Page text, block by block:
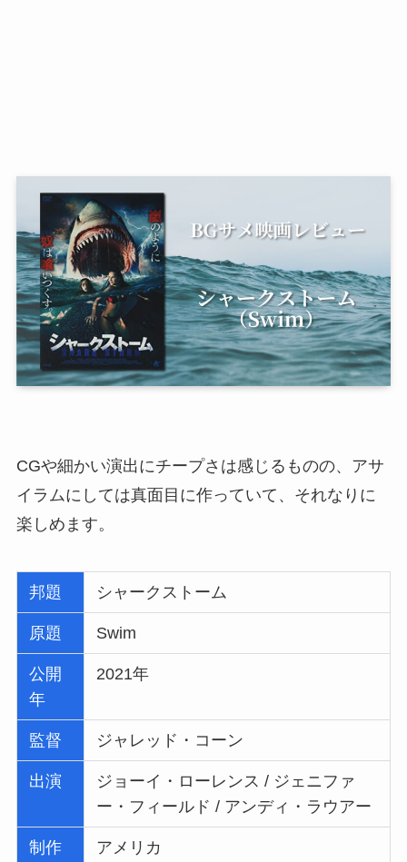
CGや細かい演出にチープさは感じるものの、アサ
イラムにしては真面目に作っていて、それなりに
楽しめます。
邦題 シャークストーム
原題 Swim
公開
年
2021年
監督 ジャレッド・コーン
出演
ジョーイ・ローレンス / ジェニファ
ー・フィールド / アンディ・ラウアー
制作
アメリカ